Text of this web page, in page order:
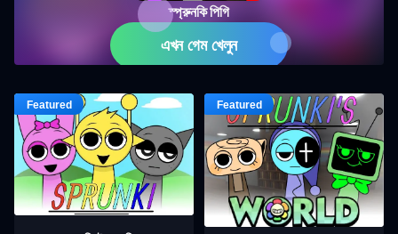
স্প্রুনকি পিগি
এখন গেম খেলুন